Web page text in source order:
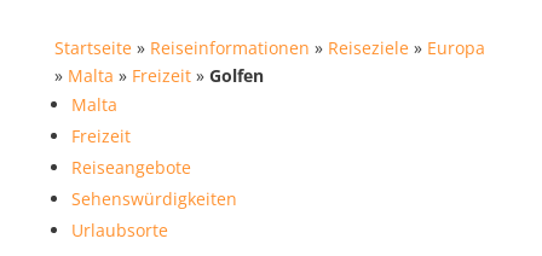
Startseite» Reiseinformationen » Reiseziele» Europa
» Malta » Freizeit» Golfen
Malta
Freizeit
Reiseangebote
Sehenswürdigkeiten
Urlaubsorte